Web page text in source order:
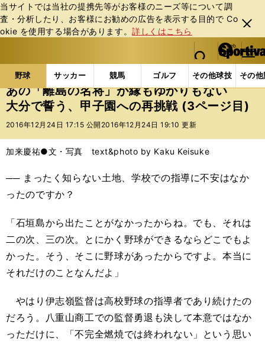
当サイトでは当社の提携先等がお客様のニーズ等について調
査・分析したり、お客様にお勧めの広告を表⽰する⽬的で Co
okie を使⽤する場合があります。詳しくはこちら
閉じ
る
web Sportiva (webスポルティーバ)
検索
マイペ
ー
ジ
メニュ
野球 サッカー 競馬 ゴルフ その他球技 その
b
ス
ポ
ル
バ
野球の記事一覧 高校野球他 あの「離島の名将」が
あの「離島の名将」が縁もゆかりもない
大分で誓う、甲子園への再挑戦 (3ページ目)
2016年12月24日 17:15 公開 2016年12月24日 19:10 更新
加来慶祐●文・写真 text&photo by Kaku Keisuke
── まったく知らない土地、学校での指導に不安はなか
ったのですか？
「石垣島から出たことがなかったからね。でも、それは
二の次、三の次。とにかく野球ができるならどこでもよ
かった。そう、そこに野球があったからですよ。本当に
それだけのことなんだよ」
やはり伊志嶺監督は高校野球の指導者であり続けたの
だろう。八重山商工での監督勇退も決して本意ではなか
っただけに、「不完全燃焼では終われない」という思い